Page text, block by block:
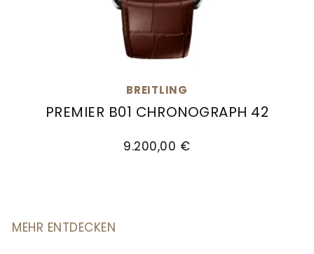
BREITLING
PREMIER B01 CHRONOGRAPH 42
9.200,00 €
MEHR ENTDECKEN